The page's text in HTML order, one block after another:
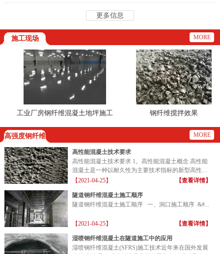
更多信息
施工现场 MORE
工业厂房钢纤维混凝土地坪施工
钢纤维搅拌效果
高强度钢纤维 MORE
高性能混凝土技术要求
高性能混凝土技术要求 1。高性能混凝土概念 高性能
混凝土是一种以耐久性为主要技术指标的新型高性能
混凝土...
【2021-04-25】 【查看详情】
隧道钢纤维混凝土施工顺序
隧道钢纤维混凝土施工顺序 一、洞口施工顺序 &#...
【2021-04-25】 【查看详情】
湿喷钢纤维混凝土在隧道施工中的应用
湿喷钢纤维混凝土(SFRS)施工技术近年来在国外发展